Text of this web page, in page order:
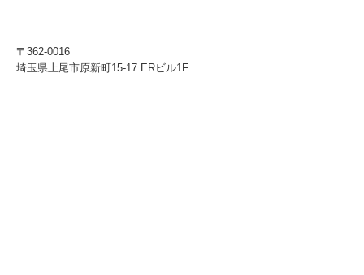
〒362-0016
埼玉県上尾市原新町15-17 ERビル1F